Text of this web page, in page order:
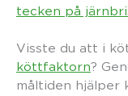
tecken på
Visste du att i
köttfaktorn?
måltiden